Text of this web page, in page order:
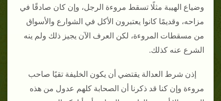
وضياع الهيبة مثلًا تسقط مروءة الرجل، وإن كان صادقًا في
مزاحه، وقديمًا كانوا يعتبرون الأكل في الشوارع والأسواق
من مسقطات المروءة، لكن العرف الآن يجيز ذلك ولم ينه
الشرع عنه كذلك.
إذن شرط العدالة يقتضي أن يكون الخليفة تقيًا صاحب
مروءة وإن كنا قد ذكرنا أن الصحابة كلهم عدول من هذه